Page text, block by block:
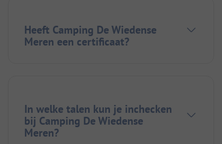
Heeft Camping De Wiedense
Meren een certificaat?
In welke talen kun je inchecken
bij Camping De Wiedense
Meren?